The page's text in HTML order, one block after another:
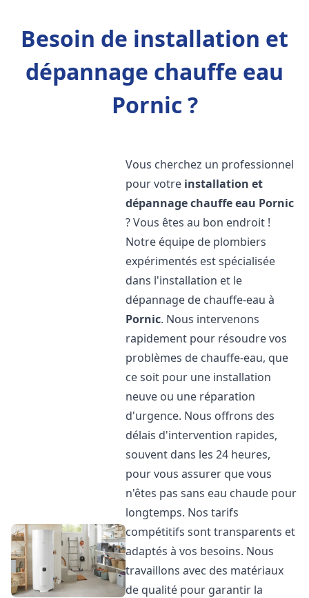
Besoin de installation et
dépannage chauffe eau
Pornic ?
Vous cherchez un professionnel
pour votre installation et
dépannage chauffe eau Pornic
? Vous êtes au bon endroit !
Notre équipe de plombiers
expérimentés est spécialisée
dans l'installation et le
dépannage de chauffe-eau à
Pornic. Nous intervenons
rapidement pour résoudre vos
problèmes de chauffe-eau, que
ce soit pour une installation
neuve ou une réparation
d'urgence. Nous offrons des
délais d'intervention rapides,
souvent dans les 24 heures,
pour vous assurer que vous
n'êtes pas sans eau chaude pour
longtemps. Nos tarifs
compétitifs sont transparents et
adaptés à vos besoins. Nous
travaillons avec des matériaux
de qualité pour garantir la